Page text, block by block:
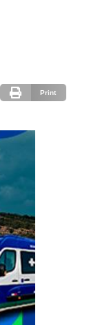
Print